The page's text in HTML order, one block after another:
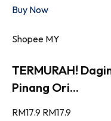
Buy Now
Shopee MY
TERMURAH!
Pinang Ori...
RM17.9 RM17.9